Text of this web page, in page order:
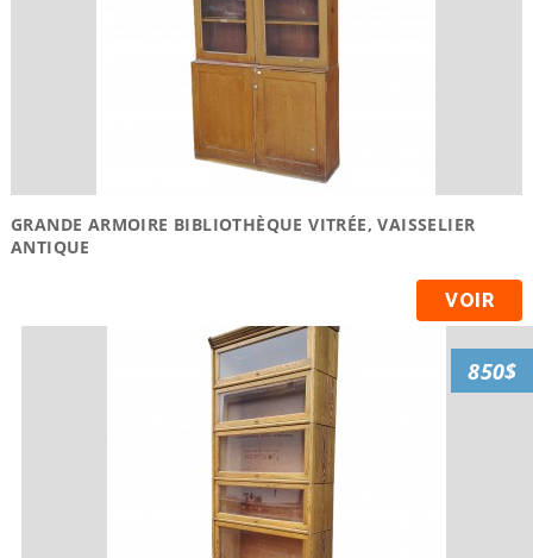
GRANDE ARMOIRE BIBLIOTHÈQUE VITRÉE, VAISSELIER
ANTIQUE
VOIR
850$